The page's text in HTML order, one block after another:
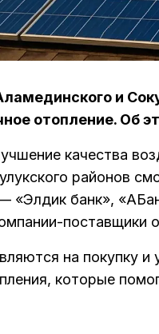
и
отопление. Об
качества
районов
«Элдик банк»,
поставщики
на покупку и
которые